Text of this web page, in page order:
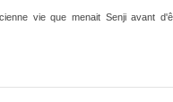
vie que menait Senji avant